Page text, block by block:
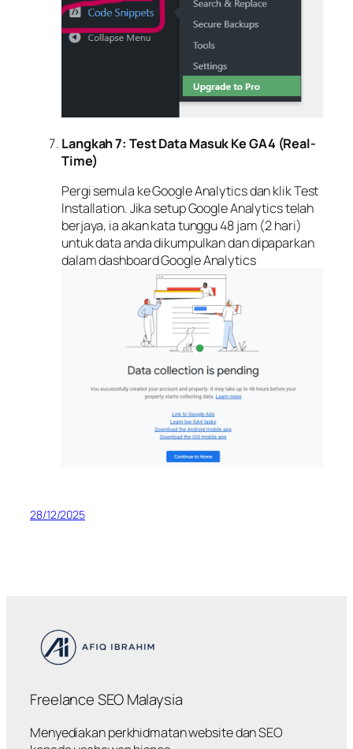
Langkah 7: Test Data Masuk Ke GA4 (Real-
Time)
Pergi semula ke Google Analytics dan klik Test
Installation. Jika setup Google Analytics telah
berjaya, ia akan kata tunggu 48 jam (2 hari)
untuk data anda dikumpulkan dan dipaparkan
dalam dashboard Google Analytics
28/12/2025
Freelance SEO Malaysia
Menyediakan perkhidmatan website dan SEO